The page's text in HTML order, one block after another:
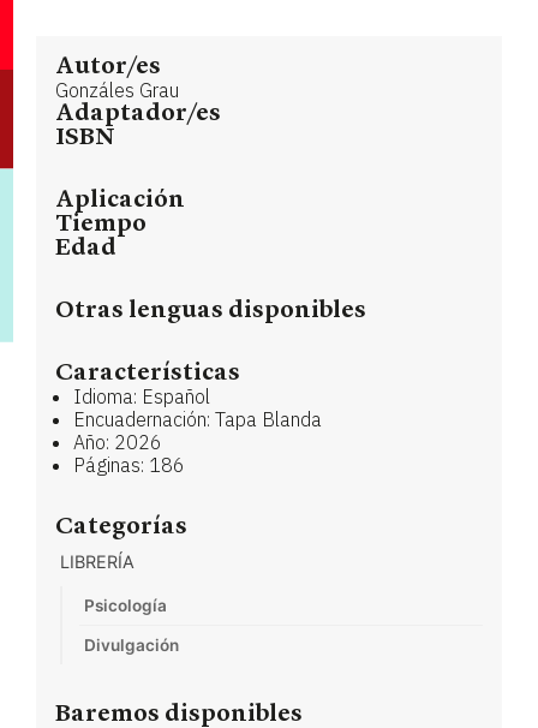
Autor/es
Gonzáles Grau
Adaptador/es
ISBN
Aplicación
Tiempo
Edad
Otras lenguas disponibles
Características
Idioma: Español
Encuadernación: Tapa Blanda
Año: 2026
Páginas: 186
Categorías
LIBRERÍA
Psicología
Divulgación
Baremos disponibles